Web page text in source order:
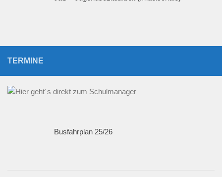
TERMINE
Busfahrplan 25/26